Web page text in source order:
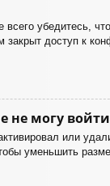
убедитесь,
доступ к
не могу
или
уменьшить